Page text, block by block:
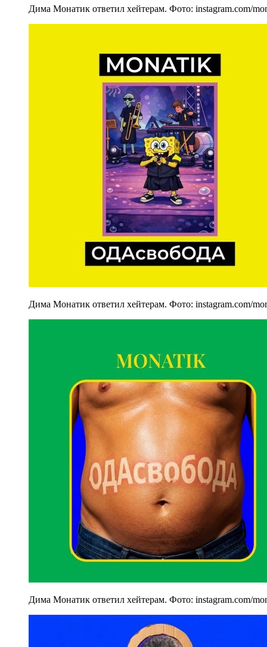
Дима Монатик ответил хейтерам. Фото: instagram.com/
Дима Монатик ответил хейтерам. Фото: instagram.com/
Дима Монатик ответил хейтерам. Фото: instagram.com/